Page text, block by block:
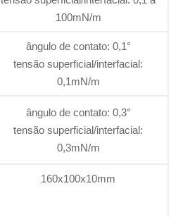
100mN/m
ângulo de contato: 0,1°
tensão superficial/interfacial:
0,1mN/m
ângulo de contato: 0,3°
tensão superficial/interfacial:
0,3mN/m
160x100x10mm